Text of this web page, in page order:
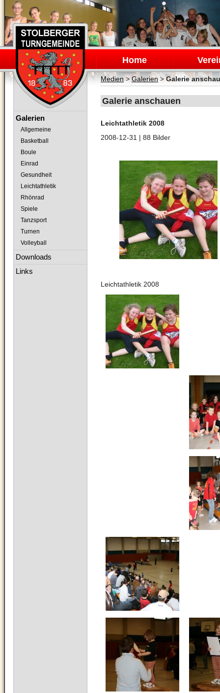
Navigation
überspringen
Home
Medien>Galerien >Galerie
Galerie anschauen
Leichtathletik 2008
2008-12-31 | 88 Bilder
Leichtathletik 2008
Navigation
Galerien
Allgemeine
Basketball
Boule
Einrad
Gesundheit
Leichtathletik
Rhönrad
Spiele
Tanzsport
Turnen
Volleyball
Downloads
Links